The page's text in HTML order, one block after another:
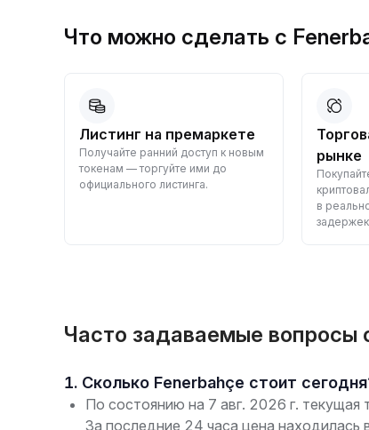
Что можно сделать с
Листинг на премаркете
Получайте ранний доступ к новым
токенам — торгуйте ими до
официального листинга.
рынке
в
Часто задаваемые вопросы
1. Сколько Fenerbahçe стоит
По состоянию на 7 авг. 2026 г. текущая
За последние 24 часа цена